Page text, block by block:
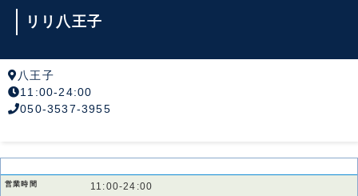
リリ八王子
八王子
11:00-24:00
050-3537-3955
営業時間 11:00-24:00